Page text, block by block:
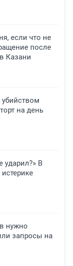
если что не
после
Казани
убийством
на день
В
нужно
запросы на